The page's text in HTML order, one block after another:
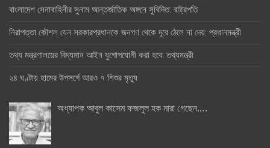
বাংলাদেশ সেনাবাহিনীর সুনাম আন্তর্জাতিক অঙ্গনে সুবিদিত: রাষ্ট্রপতি
নিরাপত্তা কৌশল যেন সরকারপ্রধানকে জনগণ থেকে দূরে ঠেলে না দেয়: প্রধানমন্ত্রী
তথ্য মন্ত্রণালয়ের বিদ্যমান আইন যুগোপযোগী করা হবে: তথ্যমন্ত্রী
২৪ ঘণ্টায় হামের উপসর্গে আরও ৭ শিশুর মৃত্যু
অধ্যাপক আবুল কাসেম ফজলুল হক মারা গেছেন….